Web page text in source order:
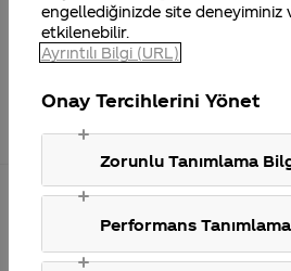
engellediğinizde site
etkilenebilir.
Ayrıntılı Bilgi (URL)
Onay Tercihlerini Yönet
Zorunlu Tanımlama
Performans